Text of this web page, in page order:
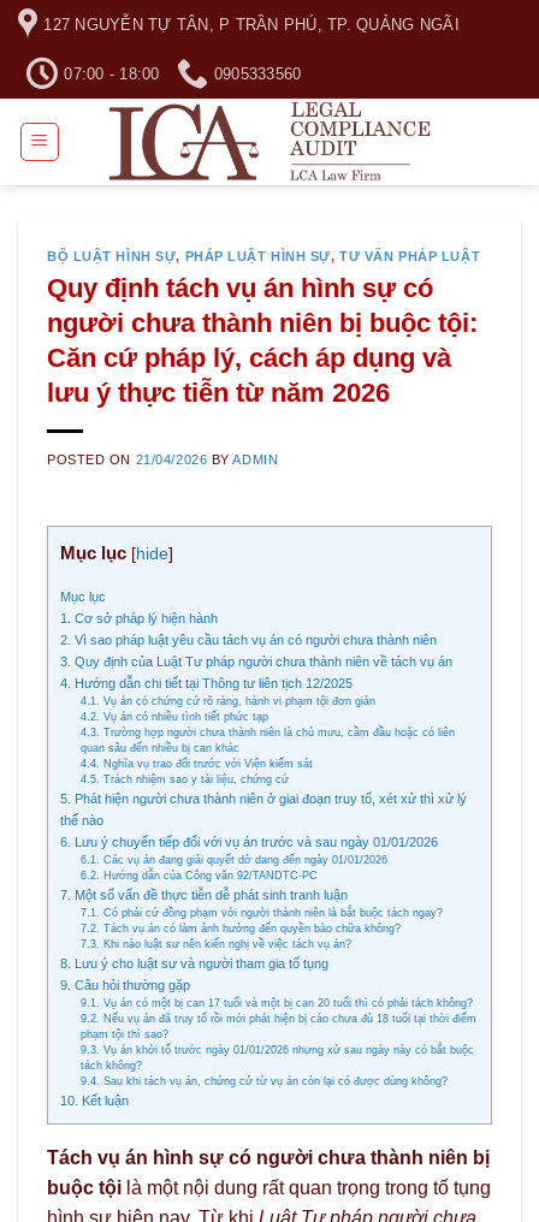
Skip
content
127 NGUYỄN TỰ TÂN, P TRẦN PHÚ, TP. QUẢNG NGÃI
07:00 - 18:00 0905333560
BỘ LUẬT HÌNH SỰ, PHÁP LUẬT HÌNH SỰ,TƯ VẤN PHÁP LUẬT
Quy định tách vụ án hình sự có
người chưa thành niên bị buộc tội:
Căn cứ pháp lý, cách áp dụng và
lưu ý thực tiễn từ năm 2026
POSTED ON 21/04/2026 BYADMIN
Mục lục [hide]
Mục lục
1. Cơ sở pháp lý hiện hành
2. Vì sao pháp luật yêu cầu tách vụ án có người chưa thành niên
3. Quy định của Luật Tư pháp người chưa thành niên về tách vụ án
4. Hướng dẫn chi tiết tại Thông tư liên tịch 12/2025
4.1. Vụ án có chứng cứ rõ ràng, hành vi phạm tội đơn giản
4.2. Vụ án có nhiều tình tiết phức tạp
4.3. Trường hợp người chưa thành niên là chủ mưu, cầm đầu hoặc có liên
quan sâu đến nhiều bị can khác
4.4. Nghĩa vụ trao đổi trước với Viện kiểm sát
4.5. Trách nhiệm sao y tài liệu, chứng cứ
5. Phát hiện người chưa thành niên ở giai đoạn truy tố, xét xử thì xử lý
thế nào
6. Lưu ý chuyển tiếp đối với vụ án trước và sau ngày 01/01/2026
6.1. Các vụ án đang giải quyết dở dang đến ngày 01/01/2026
6.2. Hướng dẫn của Công văn 92/TANDTC-PC
7. Một số vấn đề thực tiễn dễ phát sinh tranh luận
7.1. Có phải cứ đồng phạm với người thành niên là bắt buộc tách ngay?
7.2. Tách vụ án có làm ảnh hưởng đến quyền bào chữa không?
7.3. Khi nào luật sư nên kiến nghị về việc tách vụ án?
8. Lưu ý cho luật sư và người tham gia tố tụng
9. Câu hỏi thường gặp
9.1. Vụ án có một bị can 17 tuổi và một bị can 20 tuổi thì có phải tách không?
9.2. Nếu vụ án đã truy tố rồi mới phát hiện bị cáo chưa đủ 18 tuổi tại thời điểm
phạm tội thì sao?
9.3. Vụ án khởi tố trước ngày 01/01/2026 nhưng xử sau ngày này có bắt buộc
tách không?
9.4. Sau khi tách vụ án, chứng cứ từ vụ án còn lại có được dùng không?
10. Kết luận
Tách vụ án hình sự có người chưa thành niên bị
buộc tội là một nội dung rất quan trọng trong tố tụng
hình sự hiện nay. Từ khi Luật Tư pháp người chưa